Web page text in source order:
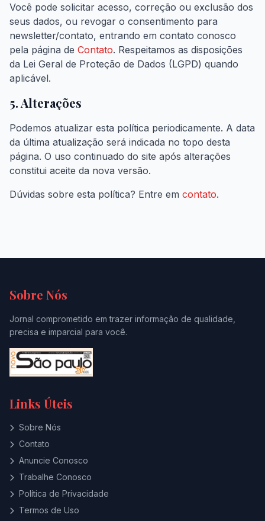
Você pode solicitar acesso, correção ou exclusão dos
seus dados, ou revogar o consentimento para
newsletter/contato, entrando em contato conosco
pela página de Contato. Respeitamos as disposições
da Lei Geral de Proteção de Dados (LGPD) quando
aplicável.
5. Alterações
Podemos atualizar esta política periodicamente. A data
da última atualização será indicada no topo desta
página. O uso continuado do site após alterações
constitui aceite da nova versão.
Dúvidas sobre esta política? Entre em contato.
Sobre Nós
Jornal comprometido em trazer informação de qualidade,
precisa e imparcial para você.
Links Úteis
Sobre Nós
Contato
Anuncie Conosco
Trabalhe Conosco
Política de Privacidade
Termos de Uso